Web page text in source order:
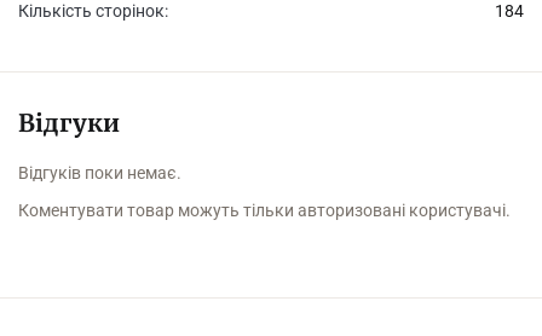
Кількість сторінок: 184
Відгуки
Відгуків поки немає.
Коментувати товар можуть тільки авторизовані користувачі.